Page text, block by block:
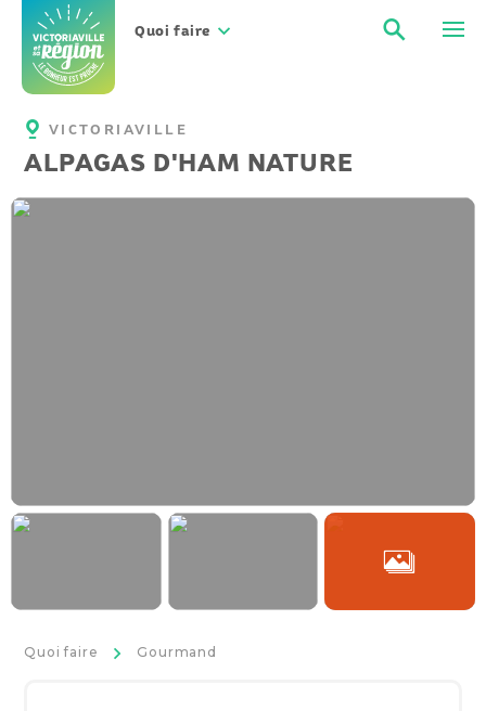
contenu
Quoi faire
VICTORIAVILLE
ALPAGAS D'HAM NATURE
Quoi faire >
Gourmand